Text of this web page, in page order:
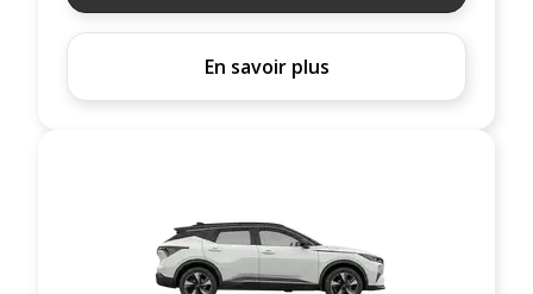
En savoir plus